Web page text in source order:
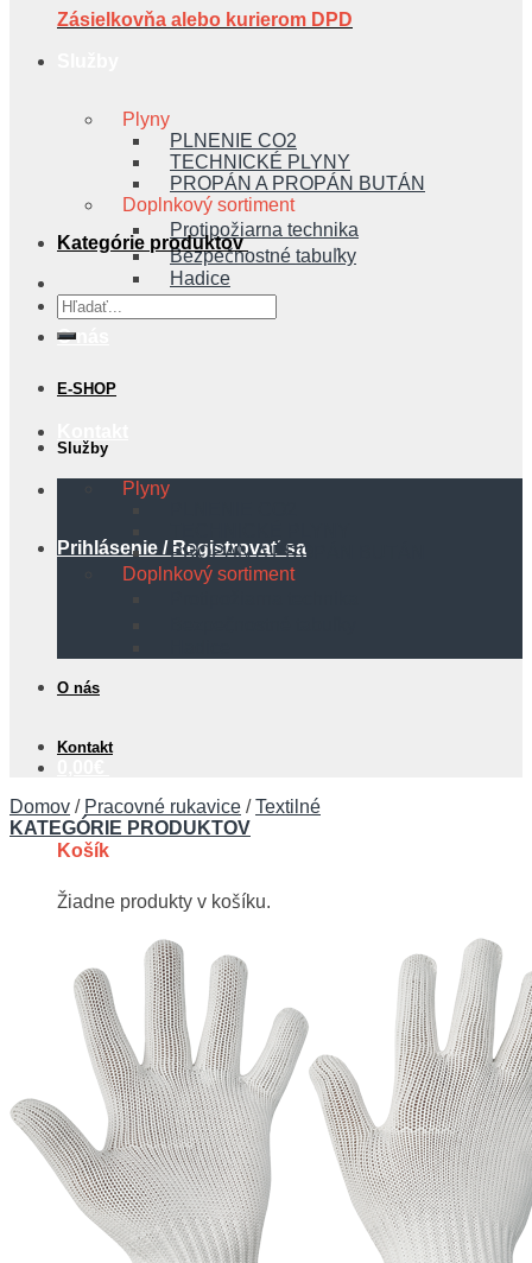
Plyny
PLNENIE CO2
TECHNICKÉ PLYNY
PROPÁN A PROPÁN BUTÁN
Doplnkový sortiment
Protipožiarna technika
Bezpečnostné tabuľky
Hadice
O nás
Prihlásenie / Registrovať sa
Košík
Žiadne produkty v košíku.
Zásielkovňa alebo kurierom DPD
Kategórie produktov
Hľadať:
E-SHOP
Služby
Plyny
PROPÁN A PROPÁN BUTÁN
Doplnkový sortiment
O nás
Kontakt
Domov / Pracovné rukavice / Textilné
KATEGÓRIE PRODUKTOV